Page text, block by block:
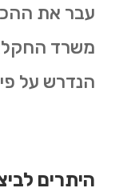
עבר את
משרד
הנדרש על
היתרים